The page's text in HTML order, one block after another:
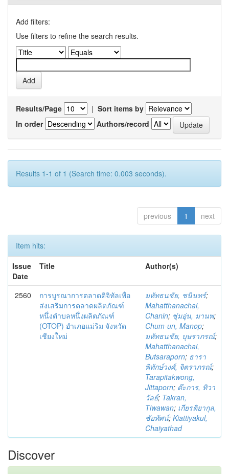
Add filters:
Use filters to refine the search results.
Results/Page | Sort items by
In order
Authors/record
Results 1-1 of 1 (Search time: 0.003 seconds).
previous 1 next
Item hits:
Issue
Date
Title Author(s)
2560
การบูรณาการตลาดดิจิทัลเพื่อ
ส่งเสริมการตลาดผลิตภัณฑ์
หนึ่งตำบลหนึ่งผลิตภัณฑ์
(OTOP) อำเภอแม่ริม จังหวัด
เชียงใหม่
มหัทธนชัย, ชนินทร์;
Mahatthanachai,
Chanin; ชุ่มอุ่น, มานพ;
Chum-un, Manop;
มหัทธนชัย, บุษราภรณ์;
Mahatthanachai,
Butsaraporn; ธารา
พิทักษ์วงศ์, จิตราภรณ์;
Tarapitakwong,
Jittaporn; ต๊ะการ, ทิวา
วัลย์; Takran,
Tiwawan; เกียรติยากุล,
ชัยทัศน์; Kiattiyakul,
Chaiyathad
Discover